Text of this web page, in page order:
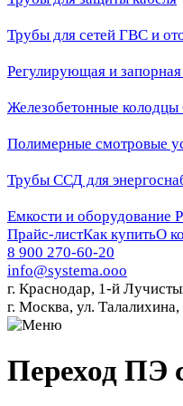
Трубы для сетей ГВС и
Регулирующая и
Железобетонные колодцы
Полимерные смотровые
Трубы ССД для
Емкости и оборудование
Прайс-листКак купитьО
8 900 270-60-20
info@systema.ooo
г. Краснодар, 1-й
г. Москва, ул.
Переход ПЭ